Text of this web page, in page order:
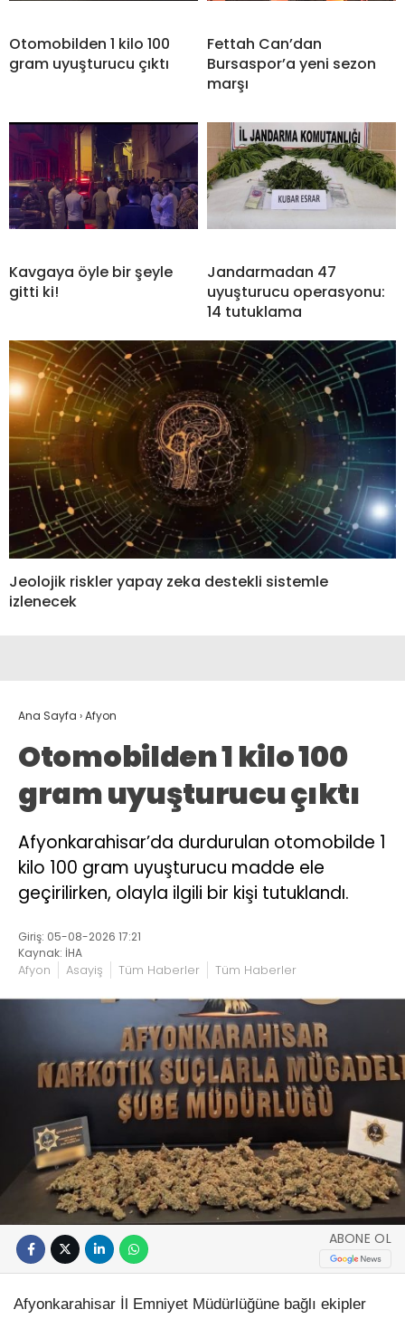
Otomobilden 1 kilo 100
gram uyuşturucu çıktı
Fettah Can’dan
Bursaspor’a yeni sezon
marşı
Kavgaya öyle bir şeyle
gitti ki!
Jandarmadan 47
uyuşturucu operasyonu:
14 tutuklama
Jeolojik riskler yapay zeka destekli sistemle
izlenecek
Ana Sayfa ›Afyon
Otomobilden 1 kilo 100
gram uyuşturucu çıktı
Afyonkarahisar’da durdurulan otomobilde 1
kilo 100 gram uyuşturucu madde ele
geçirilirken, olayla ilgili bir kişi tutuklandı.
Giriş: 05-08-2026 17:21
Kaynak: İHA
Afyon Asayiş Tüm Haberler Tüm Haberler
ABONE OL
Afyonkarahisar İl Emniyet Müdürlüğüne bağlı ekipler